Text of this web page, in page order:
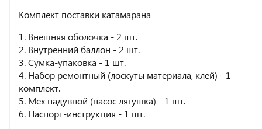
Комплект поставки катамарана
1. Внешняя оболочка - 2 шт.
2. Внутренний баллон - 2 шт.
3. Сумка-упаковка - 1 шт.
4. Набор ремонтный (лоскуты материала, клей) - 1
комплект.
5. Мех надувной (насос лягушка) - 1 шт.
6. Паспорт-инструкция - 1 шт.